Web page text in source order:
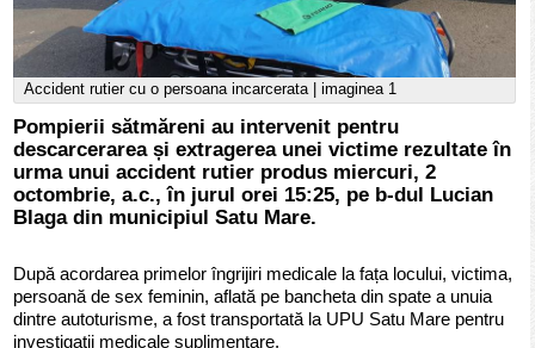
Accident rutier cu o persoana incarcerata | imaginea 1
Pompierii sătmăreni au intervenit pentru
descarcerarea și extragerea unei victime rezultate în
urma unui accident rutier produs miercuri, 2
octombrie, a.c., în jurul orei 15:25, pe b-dul Lucian
Blaga din municipiul Satu Mare.
După acordarea primelor îngrijiri medicale la fața locului, victima,
persoană de sex feminin, aflată pe bancheta din spate a unuia
dintre autoturisme, a fost transportată la UPU Satu Mare pentru
investigații medicale suplimentare.